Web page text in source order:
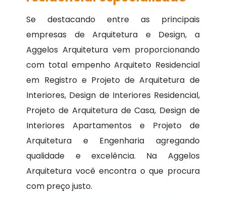
Se destacando entre as principais
empresas de Arquitetura e Design, a
Aggelos Arquitetura vem proporcionando
com total empenho Arquiteto Residencial
em Registro e Projeto de Arquitetura de
Interiores, Design de Interiores Residencial,
Projeto de Arquitetura de Casa, Design de
Interiores Apartamentos e Projeto de
Arquitetura e Engenharia agregando
qualidade e excelência. Na Aggelos
Arquitetura você encontra o que procura
com preço justo.